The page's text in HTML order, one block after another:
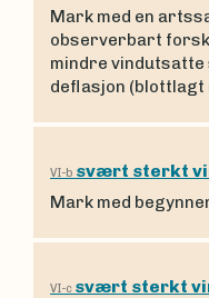
Mark med en
observerbart
mindre
deflasjon (blottlagt
VI-b svært sterkt
Mark med
VI-c svært sterkt